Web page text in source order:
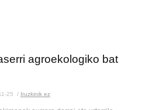
agroekologiko bat
25 / Iruzkinik ez